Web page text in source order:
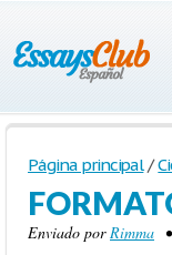
Página principal /
Enviado porRimma